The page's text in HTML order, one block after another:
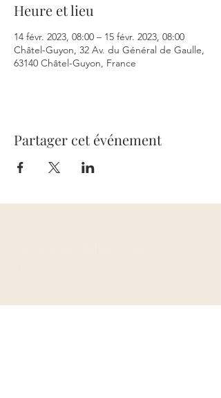
Heure et lieu
14 févr. 2023, 08:00 – 15 févr. 2023, 08:00
Châtel-Guyon, 32 Av. du Général de Gaulle,
63140 Châtel-Guyon, France
Partager cet événement
06 09 26 35 12